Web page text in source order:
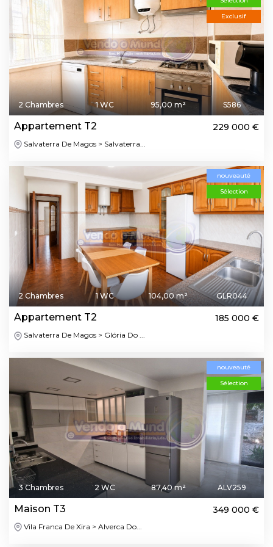
Exclusif
2 Chambres 1 WC 95,00 m² S586
Appartement T2 229 000 €
Salvaterra De Magos > Salvaterra...
nouveauté
Sélection
2 Chambres 1 WC 104,00 m² GLR044
Appartement T2 185 000 €
Salvaterra De Magos > Glória Do ...
nouveauté
Sélection
3 Chambres 2 WC 87,40 m² ALV259
Maison T3 349 000 €
Vila Franca De Xira > Alverca Do...